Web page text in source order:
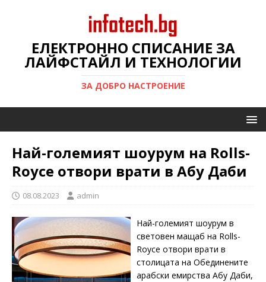
ЕЛЕКТРОННО СПИСАНИЕ ЗА
ЛАЙФСТАЙЛ И ТЕХНОЛОГИИ
ЗА ДОБРО НАСТРОЕНИЕ
Най-големият шоурум на Rolls-
Royce отвори врати в Абу Даби
08.08.2023 admin
Най-големият шоурум в
световен мащаб на Rolls-
Royce отвори врати в
столицата на Обединените
арабски емирства Абу Даби,